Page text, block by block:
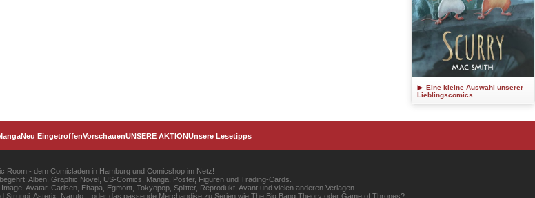
Eine kleine Auswahl unserer
Lieblingscomics
Neu EingetroffenVorschauenUNSERE AKTIONUnsere Lesetipps
Room - dem Comicladen in Hamburg und Comicshop im Netz!
Alben, Graphic Novel, US-Comics, Manga, Poster, Figuren und Trading-Cards.
Avatar, Carlsen, Ehapa, Egmont, Tokyopop, Splitter, Reprodukt, Avant und vielen anderen Verlagen.
Asterix, Naruto... oder das passende Merchandise zu Serien wie The Big Bang Theory oder Game of Thrones?